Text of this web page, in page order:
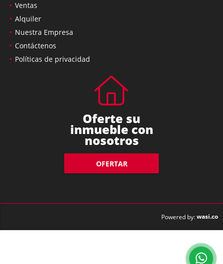
Ventas
Alquiler
Nuestra Empresa
Contáctenos
Políticas de privacidad
Oferte su
inmueble con
nosotros
OFERTAR
Powered by:wasi.co